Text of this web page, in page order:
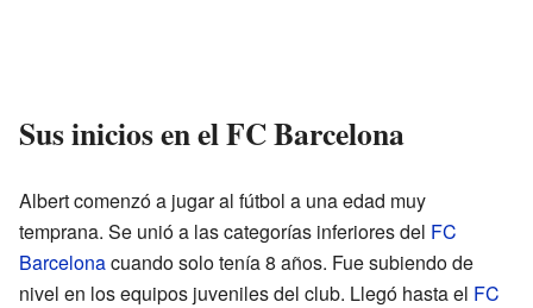
Sus inicios en el FC Barcelona
Albert comenzó a jugar al fútbol a una edad muy
temprana. Se unió a las categorías inferiores del FC
Barcelonacuando solo tenía 8 años. Fue subiendo de
nivel en los equipos juveniles del club. Llegó hasta el FC